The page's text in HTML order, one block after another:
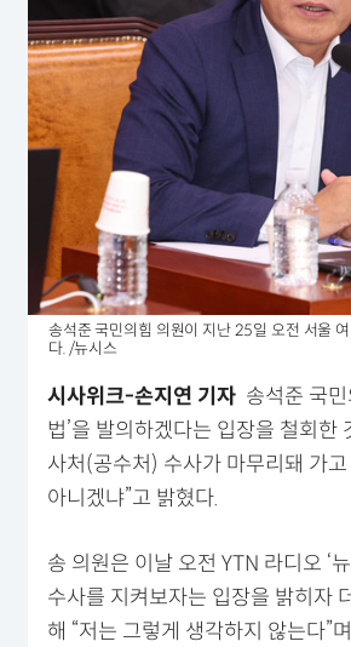
송석준 국민의힘 의원이 지난 25일 오전 서울
다. /뉴시스
시사위크-손지연 기자 송석준 국
법’을 발의하겠다는 입장을 철회한
사처(공수처) 수사가 마무리돼 가
아니겠냐”고 밝혔다.
송 의원은 이날 오전 YTN 라디오 ‘
수사를 지켜보자는 입장을 밝히자
해 “저는 그렇게 생각하지 않는다”